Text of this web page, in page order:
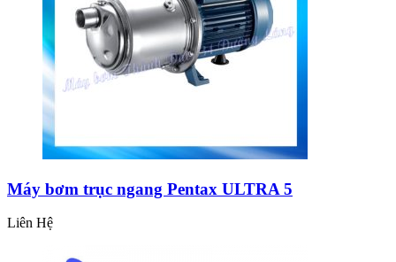
Máy bơm trục ngang Pentax ULTRA 5
Liên Hệ